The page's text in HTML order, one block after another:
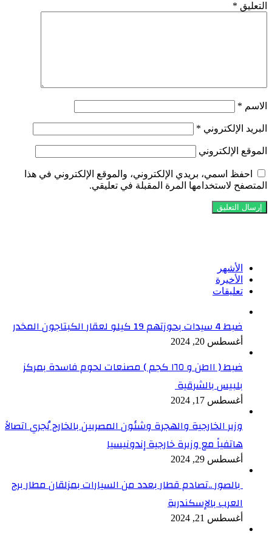
التعليق *
الاسم *
البريد الإلكتروني *
الموقع الإلكتروني
احفظ اسمي، بريدي الإلكتروني، والموقع الإلكتروني في هذا
المتصفح لاستخدامها المرة المقبلة في تعليقي.
الأشهر
الأخيرة
تعليقات
ضبط 4 سيدات بحوزتهم 19 كيلو لعقار الكبتاجون المخدر
أغسطس 20, 2024
ضبط ( ١١طن و ١٦٥ كجم ) مصنعات لحوم فاسدة بمركز
بلبيس بالشرقية
أغسطس 17, 2024
وزير الخارجية والهجرة وشئون المصريين بالخارج يُجري اتصالاً
هاتفياً مع وزيرة خارجية إندونيسيا
أغسطس 29, 2024
بالصور ..تصادم قطار بعدد من السيارات بمزلقان مطار برج
العرب بالإسكندرية
أغسطس 21, 2024